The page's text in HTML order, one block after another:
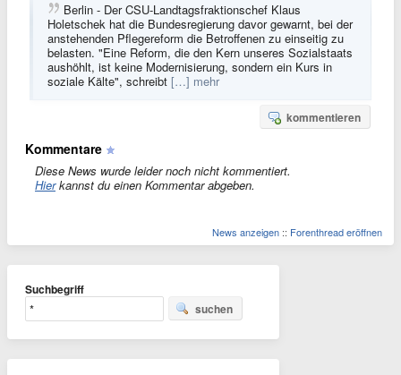
Berlin - Der CSU-Landtagsfraktionschef Klaus
Holetschek hat die Bundesregierung davor gewarnt, bei der
anstehenden Pflegereform die Betroffenen zu einseitig zu
belasten. "Eine Reform, die den Kern unseres Sozialstaats
aushöhlt, ist keine Modernisierung, sondern ein Kurs in
soziale Kälte", schreibt […] mehr
kommentieren
Kommentare
Diese News wurde leider noch nicht kommentiert.
Hierkannst du einen Kommentar abgeben.
News anzeigen :: Forenthread eröffnen
Suchbegriff
suchen